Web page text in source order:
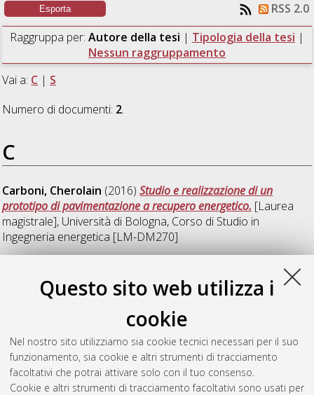
Questo sito web utilizza i
cookie
Nel nostro sito utilizziamo sia cookie tecnici necessari per il suo
funzionamento, sia cookie e altri strumenti di tracciamento
facoltativi che potrai attivare solo con il tuo consenso.
Cookie e altri strumenti di tracciamento facoltativi sono usati per
RSS 2.0
Raggruppa per: Autore della tesi | Tipologia della tesi |
Nessun raggruppamento
Vai a: C | S
Numero di documenti: 2.
C
Carboni, Cherolain (2016)Studio e realizzazione di un
prototipo di pavimentazione a recupero energetico. [Laurea
magistrale], Università di Bologna, Corso di Studio in
Ingegneria energetica [LM-DM270]
(2016)Materiali polimerici compositi
l'incremento della conducibilità elettrica.[Laurea magistrale],
Università di Bologna, Corso di Studio in Ingegneria energetica
[LM-DM270]